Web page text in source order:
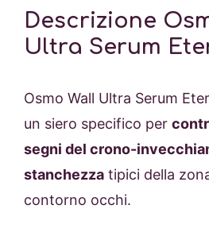
Descrizione
Ultra Serum
Osmo Wall Ultra Serum
un siero specifico per
segni del crono-
stanchezza tipici della
contorno occhi.